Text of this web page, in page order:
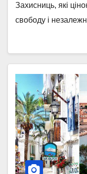
Захисниць, які
свободу і